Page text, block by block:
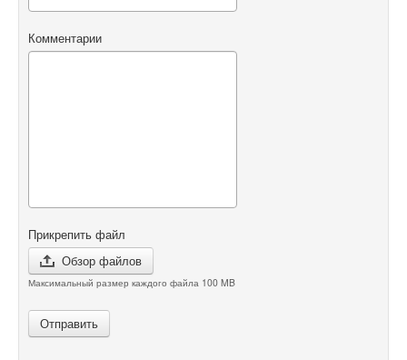
Комментарии
Прикрепить файл
Обзор файлов
Максимальный размер каждого файла 100 MB
Отправить